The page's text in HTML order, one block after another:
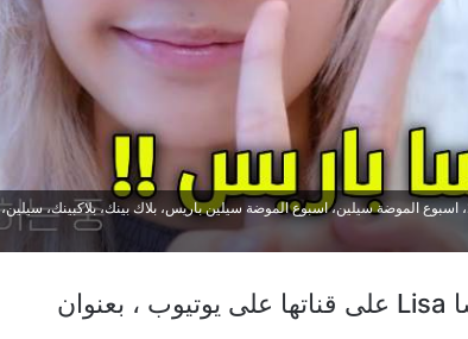
arakpop، BLACKPINK، Lisa، Lisa Vlog، أخبار بلاكبينك اليوم 2022، اسبوع الموضة سيلين، اسبوع الموضة سيلين باريس، بلاك بينك، بلاكبينك، سيلين،
ليسا Lisa على قناتها على يوتيوب ، بعنوان